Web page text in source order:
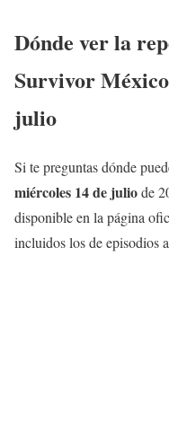
Dónde ver la
Survivor
julio
Si te preguntas dónde
miércoles 14de juliode
disponible en la página
incluidos los de episodios